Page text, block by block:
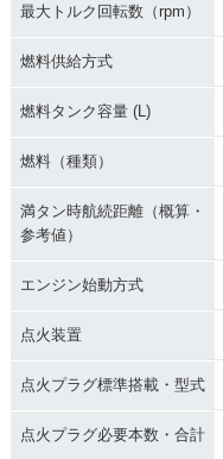
最大トルク回転数（rpm）
燃料供給方式
燃料タンク容量 (L)
燃料（種類）
満タン時航続距離（概算・
参考値）
エンジン始動方式
点火装置
点火プラグ標準搭載・型式
点火プラグ必要本数・合計